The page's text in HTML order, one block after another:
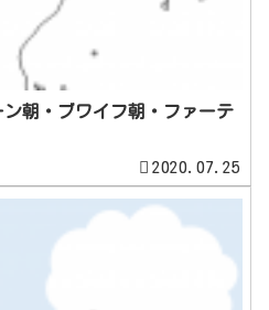
朝・ブワイフ朝・ファーテ
2020.07.25